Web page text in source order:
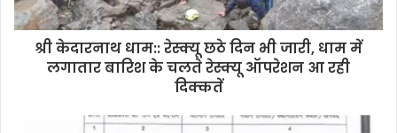
a
d
श्री केदारनाथ धाम:: रेस्क्यू छठे दिन भी जारी, धाम में
लगातार बारिश के चलते रेस्क्यू ऑपरेशन आ रही
दिक्कतें